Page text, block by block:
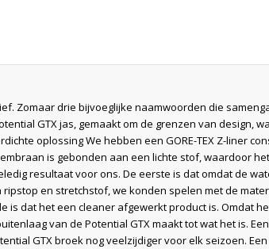
Zomaar drie bijvoeglijke naamwoorden die
GTX jas, gemaakt om de grenzen van design,
oplossing We hebben een GORE-TEX Z-liner
is gebonden aan een lichte stof, waardoor
resultaat voor ons. De eerste is dat omdat de
en stretchstof, we konden spelen met de
is dat het een cleaner afgewerkt product is. Omdat
van de Potential GTX maakt tot wat het is.
GTX broek nog veelzijdiger voor elk seizoen.